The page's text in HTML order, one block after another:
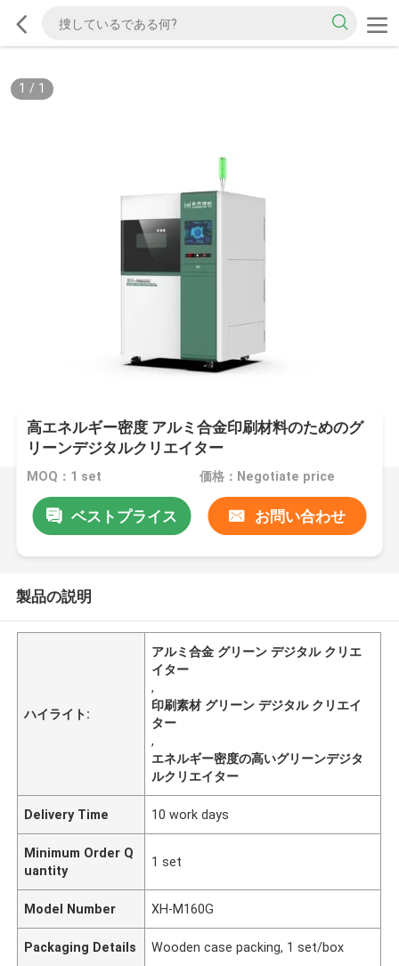
1 / 1
高エネルギー密度 アルミ合金印刷材料のためのグ
リーンデジタルクリエイター
MOQ：1 set 価格：Negotiate price
ベストプライス お問い合わせ
製品の説明
ハイライト:
アルミ合金 グリーン デジタル クリエ
イター
,
印刷素材 グリーン デジタル クリエイ
ター
,
エネルギー密度の高いグリーンデジタ
ルクリエイター
Delivery Time 10 work days
Minimum Order Q
uantity
1 set
Model Number XH-M160G
Packaging Details Wooden case packing, 1 set/box